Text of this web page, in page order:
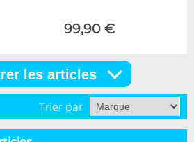
99,90 €
les articles
Trier par